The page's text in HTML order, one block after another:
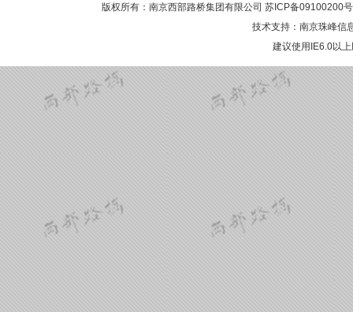
版权所有：南京西部路桥集团有限公司 苏ICP备09100200号
技术支持： 南京珠峰信
建议使用IE6.0以